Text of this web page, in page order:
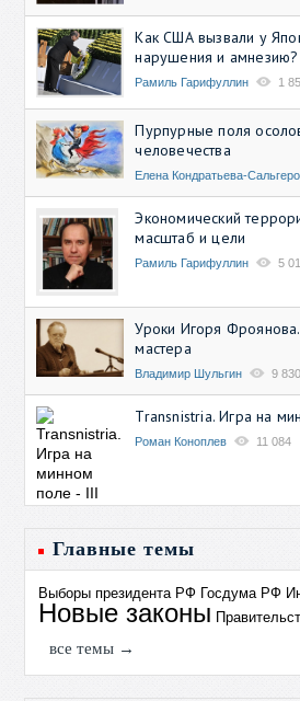
Как США вызвали у
нарушения и амнезию?
Рамиль Гарифуллин 1
Пурпурные поля
человечества
Елена Кондратьева-Сальгеро
Экономический
масштаб и цели
Рамиль Гарифуллин 5
Уроки Игоря
мастера
Владимир Шульгин 9 830
Transnistria. Игра на
Роман Коноплев 11 084
Главные темы
Выборы президента РФ Госдума РФ
Новые законы
все темы →